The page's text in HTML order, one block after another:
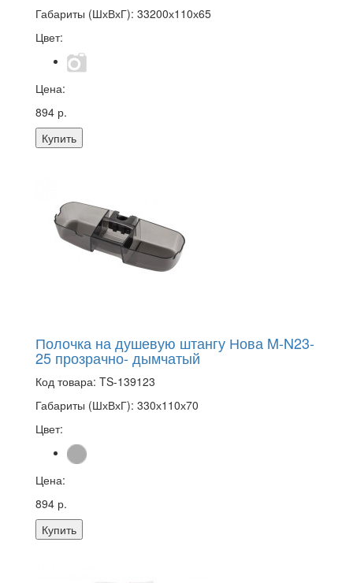
Габариты (ШхВхГ): 33200х110х65
Цвет:
Цена:
894 р.
Купить
Полочка на душевую штангу Нова M-N23-
25 прозрачно- дымчатый
Код товара: TS-139123
Габариты (ШхВхГ): 330х110х70
Цвет:
Цена:
894 р.
Купить